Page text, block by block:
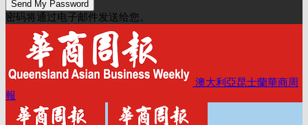
密码将通过电子邮件发送给您。
澳大利亞昆士蘭華商周
報